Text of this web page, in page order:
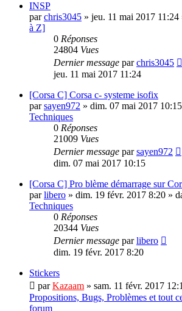
INSP
parchris3045 » jeu. 11 mai 2017 11:24
à Z]
0 Réponses
24804 Vues
Dernier message parchris3045
jeu. 11 mai 2017 11:24
[Corsa C] Corsa c- systeme isofix
parsayen972 » dim. 07 mai 2017 10:15
Techniques
0 Réponses
21009 Vues
Dernier message parsayen972
dim. 07 mai 2017 10:15
[Corsa C] Pro blème démarrage sur
parlibero » dim. 19 févr. 2017 8:20 »
Techniques
0 Réponses
20344 Vues
Dernier message parlibero
dim. 19 févr. 2017 8:20
Stickers
parKazaam » sam. 11 févr. 2017
Propositions, Bugs, Problèmes et tout
forum